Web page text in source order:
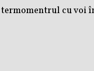
cu voi